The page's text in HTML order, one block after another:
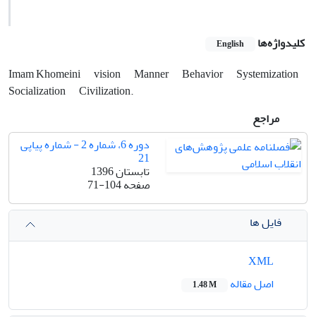
کلیدواژه‌ها English
Imam Khomeini vision Manner Behavior
Systemization
Socialization
Civilization.
مراجع
دوره 6، شماره 2 - شماره پیاپی
21
تابستان 1396
صفحه71-104
فایل ها
اصل مقاله
1.48 M